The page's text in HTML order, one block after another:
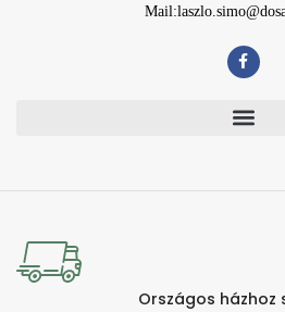
Országos házhoz